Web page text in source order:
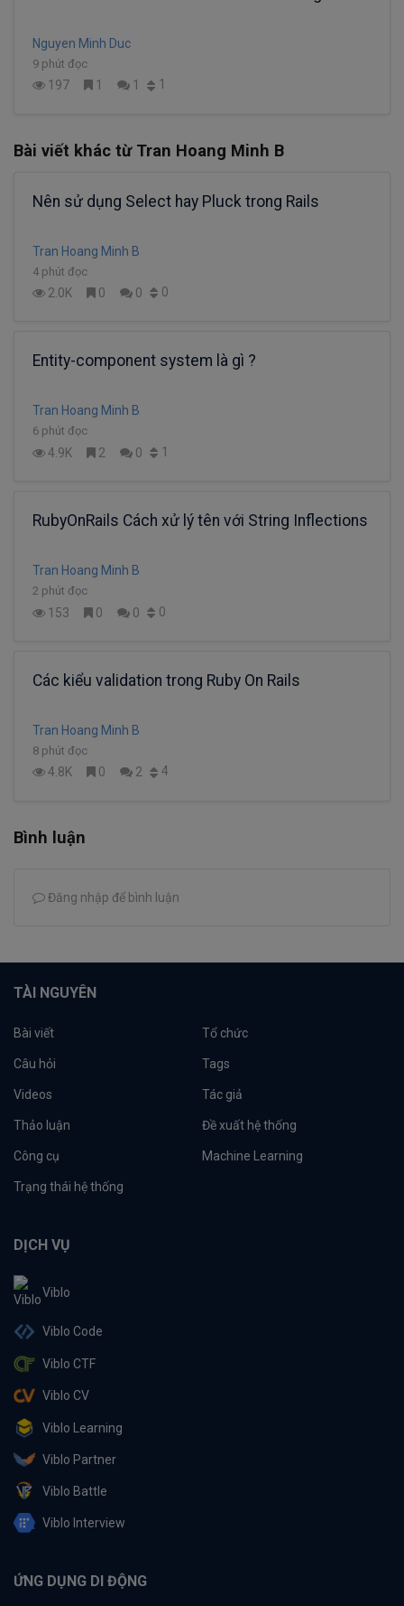
Nguyen Minh Duc
9 phút đọc
197 1 1 1
Bài viết khác từ Tran Hoang Minh B
Nên sử dụng Select hay Pluck trong Rails
Tran Hoang Minh B
4 phút đọc
2.0K 0 0 0
Entity-component system là gì ?
Tran Hoang Minh B
6 phút đọc
4.9K 2 0 1
RubyOnRails Cách xử lý tên với String Inflections
Tran Hoang Minh B
2 phút đọc
153 0 0 0
Các kiểu validation trong Ruby On Rails
Tran Hoang Minh B
8 phút đọc
4.8K 0 2 4
Bình luận
Đăng nhập để bình luận
TÀI NGUYÊN
Bài viết Tổ chức
Câu hỏi Tags
Videos Tác giả
Thảo luận Đề xuất hệ thống
Công cụ Machine Learning
Trạng thái hệ thống
DỊCH VỤ
Viblo
Viblo Code
Viblo CTF
Viblo CV
Viblo Learning
Viblo Partner
Viblo Battle
Viblo Interview
ỨNG DỤNG DI ĐỘNG